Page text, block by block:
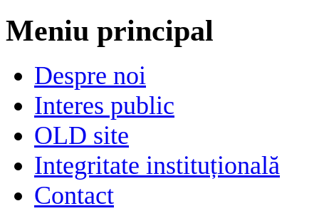
Meniu principal
Despre noi
Interes public
OLD site
Integritate instituțională
Contact